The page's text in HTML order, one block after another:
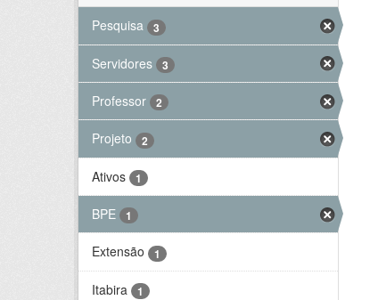
Pesquisa
3
Servidores 3
Professor 2
Projeto 2
Ativos 1
BPE 1
Extensão 1
Itabira 1